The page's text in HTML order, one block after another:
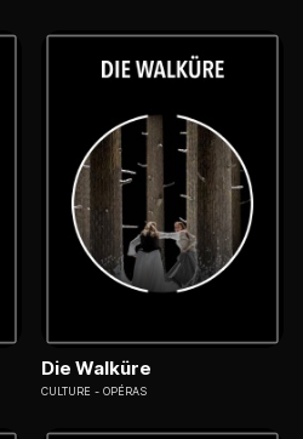
Die Walküre
CULTURE OPÉRAS